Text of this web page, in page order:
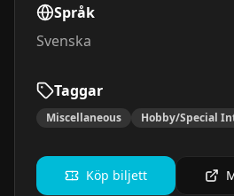
Språk
Svenska
Taggar
Miscellaneous Hobby/Special
Köp biljett